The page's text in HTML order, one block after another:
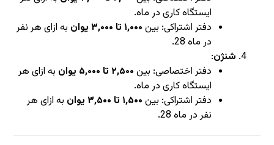
ایستگاه کاری در ماه.
دفتر اشتراکی: بین ۱,۰۰۰ تا ۳,۰۰۰ یوان
به ازای هر نفر
در ماه 28
.
شنژن:
دفتر اختصاصی: بین ۲,۵۰۰ تا ۵,۰۰۰ یوان
به ازای هر
ایستگاه کاری در ماه.
دفتر اشتراکی: بین ۱,۵۰۰ تا ۳,۵۰۰ یوان
به ازای هر
نفر در ماه 28
.